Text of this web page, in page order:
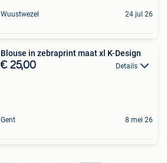
Wuustwezel 24 jul 26
Blouse in zebraprint maat xl K-Design
€ 25,00 Details
Gent 8 mei 26